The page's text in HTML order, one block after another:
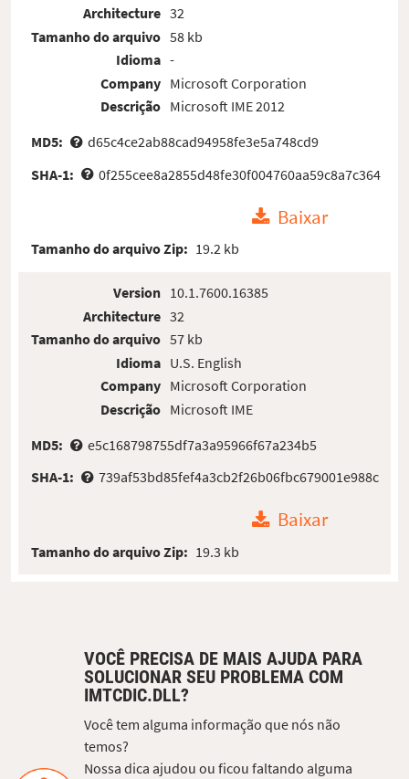
Architecture
Tamanho do arquivo
Idioma
Company
Descrição
32
58 kb
-
Microsoft Corporation
Microsoft IME 2012
MD5:
d65c4ce2ab88cad94958fe3e5a748cd9
SHA-1:
0f255cee8a2855d48fe30f004760aa59c8a7c364
Baixar
Tamanho do arquivo Zip: 19.2 kb
Version
Architecture
Tamanho do arquivo
Idioma
Company
Descrição
10.1.7600.16385
32
57 kb
U.S. English
Microsoft Corporation
Microsoft IME
MD5:
e5c168798755df7a3a95966f67a234b5
SHA-1:
739af53bd85fef4a3cb2f26b06fbc679001e988c
Baixar
Tamanho do arquivo Zip: 19.3 kb
VOCÊ PRECISA DE MAIS AJUDA PARA
SOLUCIONAR SEU PROBLEMA COM
IMTCDIC.DLL?
Você tem alguma informação que nós não
temos?
Nossa dica ajudou ou ficou faltando alguma